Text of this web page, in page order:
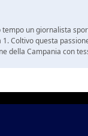
un giornalista
Coltivo questa
della Campania con